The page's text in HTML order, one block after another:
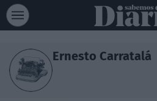
Ernesto Carratalá